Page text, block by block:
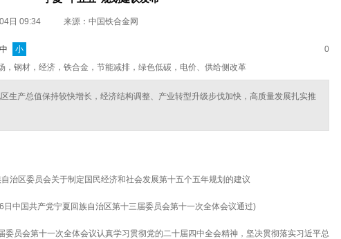
日 09:34 来源：中国铁合金网
中 小
0
，钢材，经济，铁合金，节能减排，绿色低碳，电价、供给侧改革
生产总值保持较快增长，经济结构调整、产业转型升级步伐加快，高质量发展扎实推
治区委员会关于制定国民经济和社会发展第十五个五年规划的建议
日中国共产党宁夏回族自治区第十三届委员会第十一次全体会议通过)
委员会第十一次全体会议认真学习贯彻党的二十届四中全会精神，坚决贯彻落实习近平总